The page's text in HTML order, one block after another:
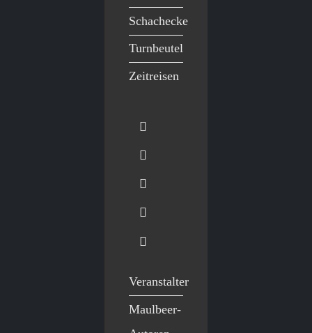
Schachecke
Turnbeutel
Zeitreisen
Veranstalter
Maulbeer-